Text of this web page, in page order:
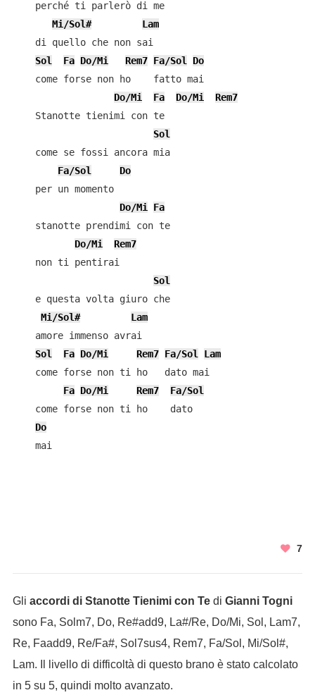
    perché ti parlerò di me
Mi/Sol#
Lam
    di quello che non sai
Sol
Fa Do/Mi Rem7 Fa/Sol
Do
    come forse non ho    fatto mai
Do/Mi
Fa Do/Mi
Rem7
    Stanotte tienimi con te
Sol
    come se fossi ancora mia
Fa/Sol
Do
    per un momento
Do/Mi
Fa
    stanotte prendimi con te
Do/Mi
Rem7
    non ti pentirai
Sol
    e questa volta giuro che
Mi/Sol#
Lam
    amore immenso avrai
Sol
Fa Do/Mi Rem7 Fa/Sol
Lam
    come forse non ti ho   dato mai
Fa Do/Mi Rem7
Fa/Sol
    come forse non ti ho    dato
Do
    mai
7
Gli accordi di Stanotte Tienimi con Tedi Gianni Togni
sono Fa, Solm7, Do, Re#add9, La#/Re, Do/Mi, Sol, Lam7,
Re, Faadd9, Re/Fa#, Sol7sus4, Rem7, Fa/Sol, Mi/Sol#,
Lam. Il livello di difficoltà di questo brano è stato calcolato
in 5 su 5, quindi molto avanzato.